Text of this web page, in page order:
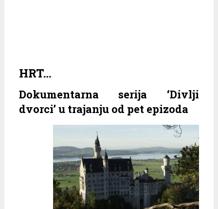
HRT…
Dokumentarna serija ‘Divlji
dvorci’ u trajanju od pet epizoda